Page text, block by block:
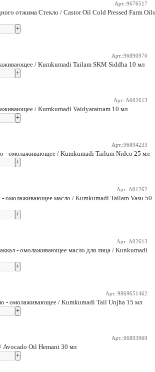
Арт.:9676517
отжима Стекло / Castor Oil Cold Pressed Farm Oils
Арт.:96890970
/ Kumkumadi Tailam SKM Siddha 10 мл
Арт.:A602613
/ Kumkumadi Vaidyaratnam 10 мл
Арт.:96894233
- омолаживающее / Kumkumadi Tailum Nidco 25 мл
Арт.:A01262
омолаживающее масло / Kumkumadi Tailam Vasu 50
Арт.:A02613
- омолаживающее масло для лица / Kunkumadi
Арт.:9869651462
- омолаживающее / Kumkumadi Tail Unjha 15 мл
Арт.:96893969
Oil Hemani 30 мл